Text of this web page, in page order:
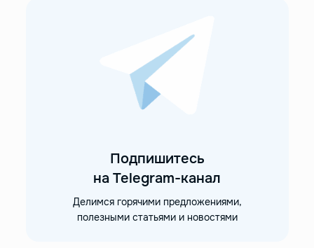
Подпишитесь
на Telegram-канал
Делимся горячими предложениями,
полезными статьями и новостями